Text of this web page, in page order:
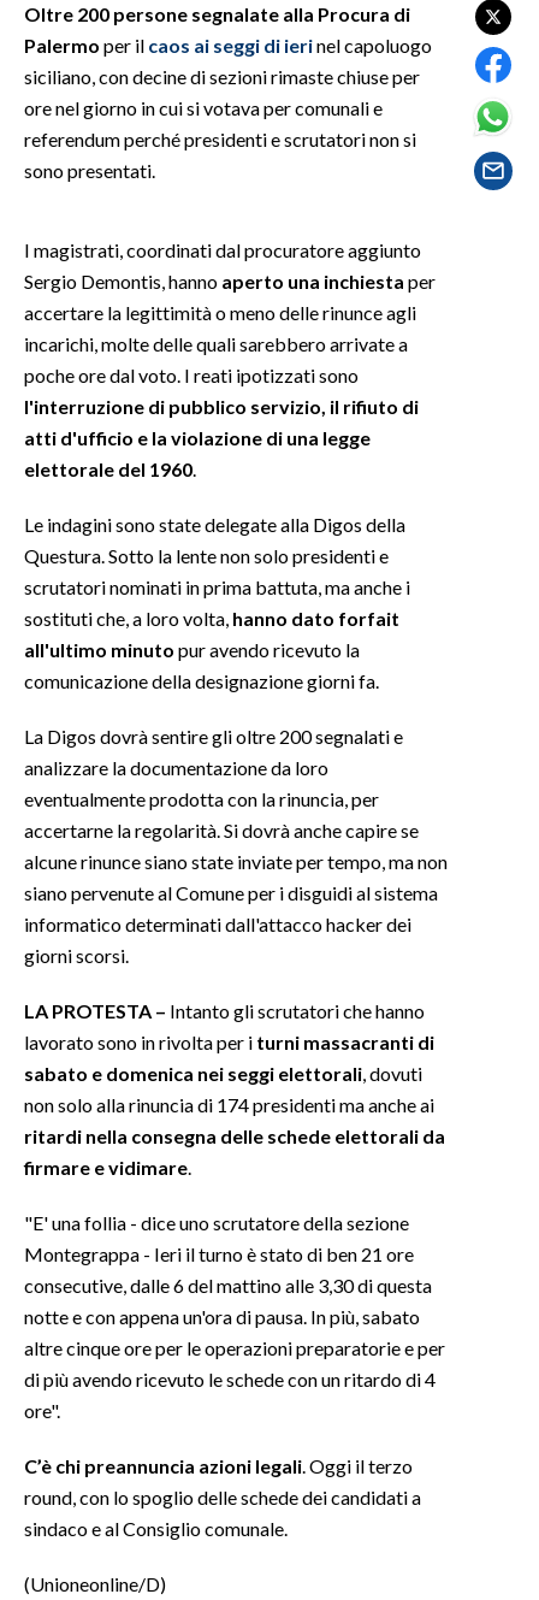
VOLLEY
MOTORI
TENNIS
ALTRI SPORT
CULTURA
GOSSIP
SALUTE
SARDEGNA TURISMO
SARDI NEL MONDO
3 MINUTI CON
INFO AZIENDE
ANNUNCI
NECROLOGI
PUBBLICITÀ
SPIAGGE
Oltre 200 persone segnalate alla Procura di
Palermo per il caos ai seggi di ierinel capoluogo
siciliano, con decine di sezioni rimaste chiuse per
ore nel giorno in cui si votava per comunali e
referendum perché presidenti e scrutatori non si
sono presentati.
I magistrati, coordinati dal procuratore aggiunto
Sergio Demontis, hanno aperto una inchiesta per
accertare la legittimità o meno delle rinunce agli
incarichi, molte delle quali sarebbero arrivate a
poche ore dal voto. I reati ipotizzati sono
l'interruzione di pubblico servizio, il rifiuto di
atti d'ufficio e la violazione di una legge
elettorale del 1960
Le indagini sono state delegate alla Digos della
Questura. Sotto la lente non solo presidenti e
scrutatori nominati in prima battuta, ma anche i
sostituti che, a loro volta, hanno dato forfait
all'ultimo minuto pur avendo ricevuto la
comunicazione della designazione giorni fa.
La Digos dovrà sentire gli oltre 200 segnalati e
analizzare la documentazione da loro
eventualmente prodotta con la rinuncia, per
accertarne la regolarità. Si dovrà anche capire se
alcune rinunce siano state inviate per tempo, ma non
siano pervenute al Comune per i disguidi al sistema
informatico determinati dall'attacco hacker dei
giorni scorsi.
LA PROTESTA – Intanto gli scrutatori che hanno
lavorato sono in rivolta per i turni massacranti di
sabato e domenica nei seggi elettorali , dovuti
non solo alla rinuncia di 174 presidenti ma anche ai
ritardi nella consegna delle schede elettorali da
firmare e vidimare
"E' una follia - dice uno scrutatore della sezione
Montegrappa - Ieri il turno è stato di ben 21 ore
consecutive, dalle 6 del mattino alle 3,30 di questa
notte e con appena un'ora di pausa. In più, sabato
altre cinque ore per le operazioni preparatorie e per
di più avendo ricevuto le schede con un ritardo di 4
ore".
C’è chi preannuncia azioni legali . Oggi il terzo
round, con lo spoglio delle schede dei candidati a
sindaco e al Consiglio comunale.
(Unioneonline/D)